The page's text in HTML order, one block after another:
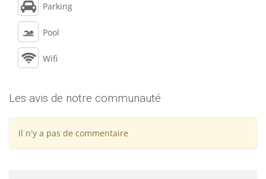
Parking
Pool
Wifi
Les avis de notre communauté
Il n'y a pas de commentaire